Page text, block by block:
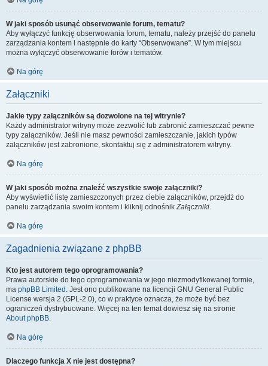
W jaki sposób usunąć obserwowanie forum, tematu?
Aby wyłączyć funkcję obserwowania forum, tematu, należy przejść do panelu
zarządzania kontem i następnie do karty “Obserwowane”. W tym miejscu
można wyłączyć obserwowanie forów i tematów.
Na górę
Załączniki
Jakie typy załączników są dozwolone na tej witrynie?
Każdy administrator witryny może zezwolić lub zabronić zamieszczać pewne
typy załączników. Jeśli nie masz pewności zamieszczanie, jakich typów
załączników jest zabronione, skontaktuj się z administratorem witryny.
Na górę
W jaki sposób można znaleźć wszystkie swoje załączniki?
Aby wyświetlić listę zamieszczonych przez ciebie załączników, przejdź do
panelu zarządzania swoim kontem i kliknij odnośnikZałączniki.
Na górę
Zagadnienia związane z phpBB
Kto jest autorem tego oprogramowania?
Prawa autorskie do tego oprogramowania w jego niezmodyfikowanej formie,
ma phpBB Limited . Jest ono publikowane na licencji GNU General Public
License wersja 2 (GPL-2.0), co w praktyce oznacza, że może być bez
ograniczeń dystrybuowane. Więcej na ten temat dowiesz się na stronie
About phpBB.
Na górę
Dlaczego funkcja X nie jest dostępna?